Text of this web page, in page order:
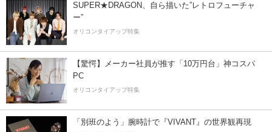
SUPER★DRAGON、自ら描いた”レトロフューチャ
ー”
オリコンタイアップ特集
【驚愕】メーカー社員が推す「10万円台」神コスパ
PC
オリコンタイアップ特集
「別班のよう」腕時計で『VIVANT』の世界観再現